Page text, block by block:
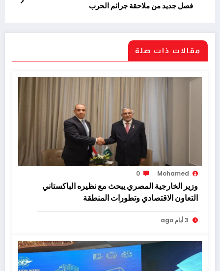
فصل جديد من ملاحقة جرائم الحرب
مقالات ذات صلة
Mohamed
0
وزير الخارجية المصري يبحث مع نظيره الباكستاني
التعاون الاقتصادي وتطورات المنطقة
3 أيام ago